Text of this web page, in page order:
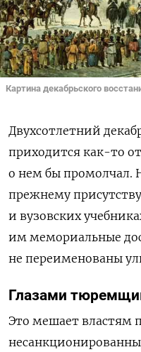
Картина декабрьского
Двухсотлетний
приходится как-то
о нем бы промолчал.
прежнему
и вузовских
им мемориальные
не переименованы
Глазами
Это мешает властям